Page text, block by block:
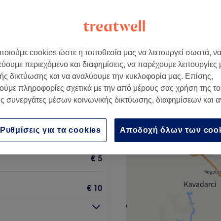
6 κριτικές
€ 2
€ 5
€ 10
−
cookies ώστε η τοποθεσία μας να λειτουργεί σωστά, να
περιεχόμενο και διαφημίσεις, να παρέχουμε
δικτύωσης και να αναλύουμε την κυκλοφορία μας. Επίσης,
πληροφορίες σχετικά με την από μέρους σας χρήση της
συνεργάτες μέσων κοινωνικής δικτύωσης, διαφημίσεων και
Αποδοχή όλων των
Ρυθμίσεις για τα cookies